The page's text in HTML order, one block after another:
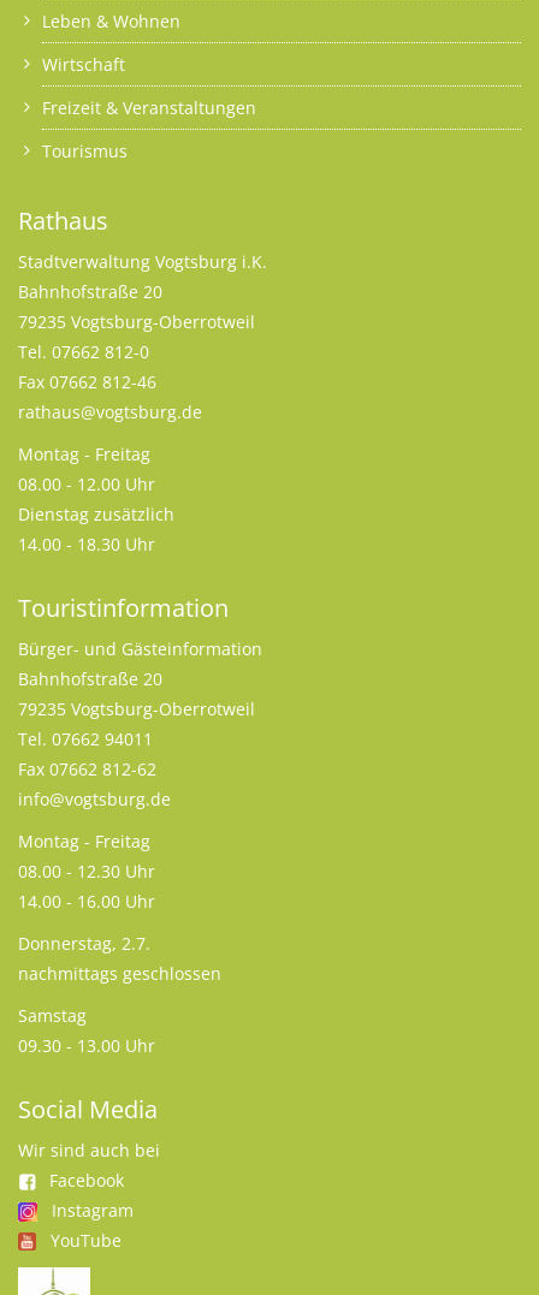
Leben & Wohnen
Wirtschaft
Freizeit & Veranstaltungen
Tourismus
Rathaus
Stadtverwaltung Vogtsburg i.K.
Bahnhofstraße 20
79235 Vogtsburg-Oberrotweil
Tel. 07662 812-0
Fax 07662 812-46
rathaus@vogtsburg.de
Montag - Freitag
08.00 - 12.00 Uhr
Dienstag zusätzlich
14.00 - 18.30 Uhr
Touristinformation
Bürger- und Gästeinformation
Bahnhofstraße 20
79235 Vogtsburg-Oberrotweil
Tel. 07662 94011
Fax 07662 812-62
info@vogtsburg.de
Montag - Freitag
08.00 - 12.30 Uhr
14.00 - 16.00 Uhr
Donnerstag, 2.7.
nachmittags geschlossen
Samstag
09.30 - 13.00 Uhr
Social Media
Wir sind auch bei
Facebook
Instagram
YouTube